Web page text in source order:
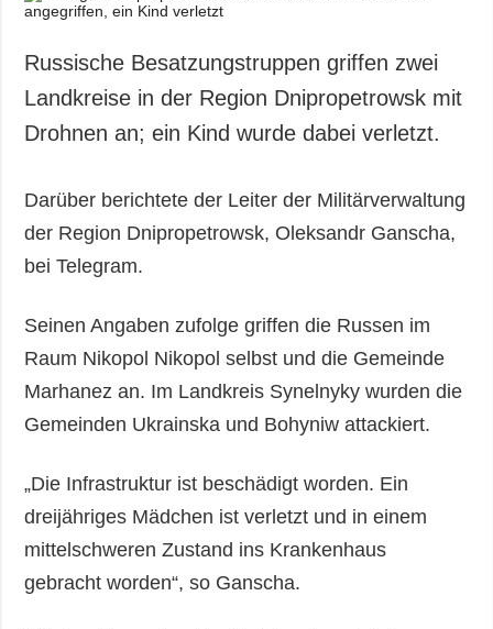
Russische Besatzungstruppen griffen zwei
Landkreise in der Region Dnipropetrowsk mit
Drohnen an; ein Kind wurde dabei verletzt.
Darüber berichtete der Leiter der Militärverwaltung
der Region Dnipropetrowsk, Oleksandr Ganscha,
bei Telegram.
Seinen Angaben zufolge griffen die Russen im
Raum Nikopol Nikopol selbst und die Gemeinde
Marhanez an. Im Landkreis Synelnyky wurden die
Gemeinden Ukrainska und Bohyniw attackiert.
„Die Infrastruktur ist beschädigt worden. Ein
dreijähriges Mädchen ist verletzt und in einem
mittelschweren Zustand ins Krankenhaus
gebracht worden“, so Ganscha.